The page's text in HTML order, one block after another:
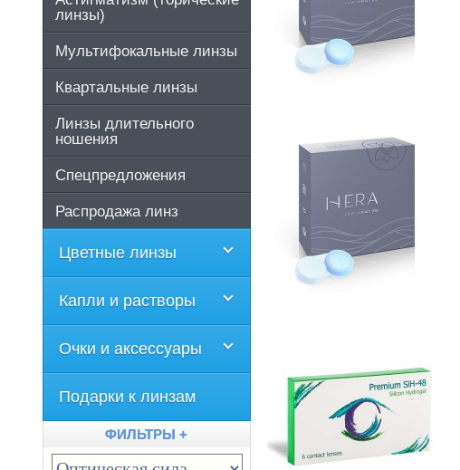
линзы)
Мультифокальные линзы
Квартальные линзы
Линзы длительного
ношения
Спецпредложения
Распродажа линз
Цветные линзы
Капли и растворы
Очки и аксессуары
Подарки к линзам
ФИЛЬТРЫ +